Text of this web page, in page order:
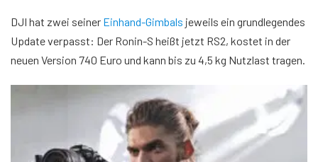
DJI hat zwei seiner Einhand-Gimbals jeweils ein grundlegendes
Update verpasst: Der Ronin-S heißt jetzt RS2, kostet in der
neuen Version 740 Euro und kann bis zu 4,5 kg Nutzlast tragen.